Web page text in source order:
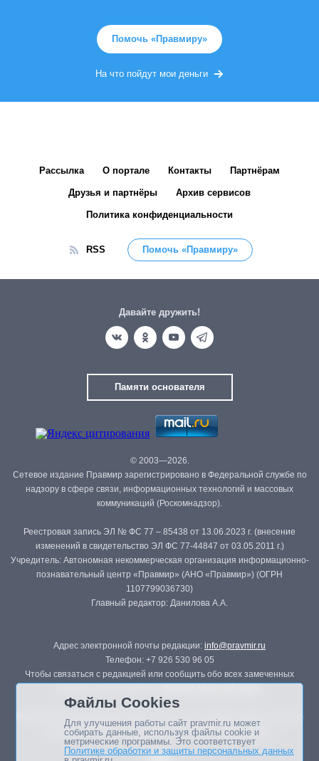
Помочь «Правмиру»
На что пойдут мои деньги
Рассылка О портале Контакты Партнёрам
Друзья и партнёры Архив сервисов
Политика конфиденциальности
RSS Помочь «Правмиру»
Давайте дружить!
Памяти основателя
© 2003—2026.
Сетевое издание Правмир зарегистрировано в Федеральной службе по
надзору в сфере связи, информационных технологий и массовых
коммуникаций (Роскомнадзор).
Реестровая запись ЭЛ № ФС 77 – 85438 от 13.06.2023 г. (внесение
изменений в свидетельство ЭЛ ФС 77-44847 от 03.05.2011 г.)
Учредитель: Автономная некоммерческая организация информационно-
познавательный центр «Правмир» (АНО «Правмир») (ОГРН
1107799036730)
Главный редактор: Данилова А.А.
Адрес электронной почты редакции: info@pravmir.ru
Телефон: +7 926 530 96 05
Чтобы связаться с редакцией или сообщить обо всех замеченных
Републикация материалов сайта в печатных изданиях (книгах, прессе)
возможна только с письменного разрешения редакции.
Файлы Cookies
Для улучшения работы сайт pravmir.ru может
собирать данные, используя файлы cookie и
метрические программы. Это соответствует
Политике обработки и защиты персональных данных